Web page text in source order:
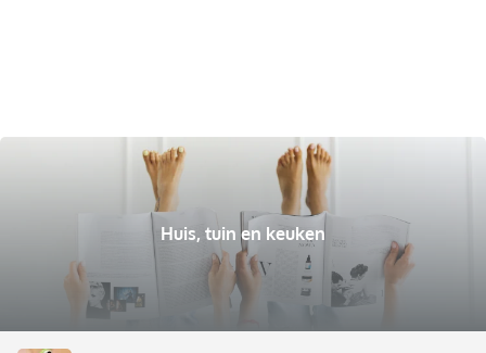
Huis, tuin en keuken